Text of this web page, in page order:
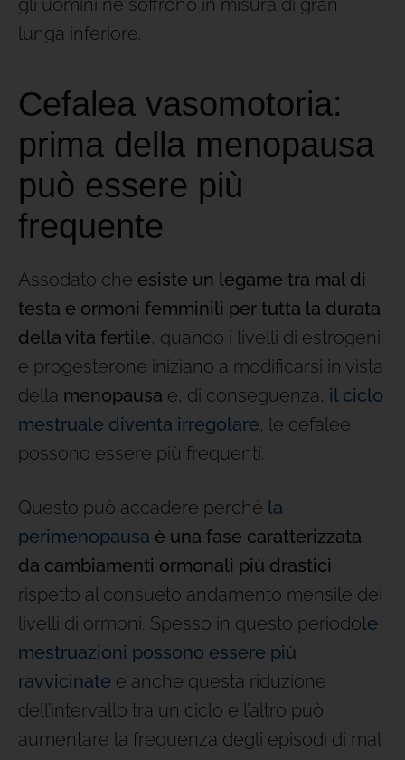
lunga inferiore.
Cefalea vasomotoria:
prima della menopausa
può essere più
frequente
Assodato che esiste un legame tra mal di
testa e ormoni femminili per tutta la durata
della vita fertile, quando i livelli di estrogeni
e progesterone iniziano a modificarsi in vista
della menopausa e, di conseguenza, il ciclo
mestruale diventa irregolare, le cefalee
possono essere più frequenti.
Questo può accadere perché la
perimenopausa è una fase caratterizzata
da cambiamenti ormonali più drastici
rispetto al consueto andamento mensile dei
livelli di ormoni. Spesso in questo periodole
mestruazioni possono essere più
ravvicinate e anche questa riduzione
dell’intervallo tra un ciclo e l’altro può
aumentare la frequenza degli episodi di mal